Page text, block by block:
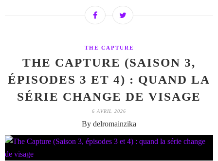
THE CAPTURE
THE CAPTURE (SAISON 3,
ÉPISODES 3 ET 4) : QUAND LA
SÉRIE CHANGE DE VISAGE
6 AVRIL 2026
By delromainzika